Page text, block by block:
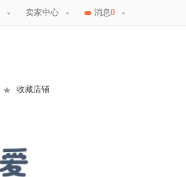
卖家中心 消息0
收藏店铺